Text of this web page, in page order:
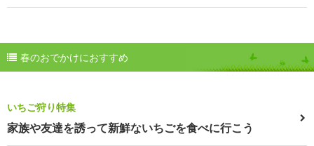
春のおでかけにおすすめ
いちご狩り特集
家族や友達を誘って新鮮ないちごを食べに行こう